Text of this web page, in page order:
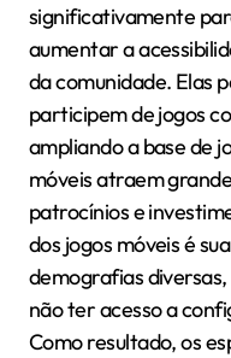
significativamente
aumentar a
da comunidade. Elas
participem de jogos
ampliando a base de
móveis atraem
patrocínios e
dos jogos móveis é
demografias
não ter acesso a
Como resultado, os